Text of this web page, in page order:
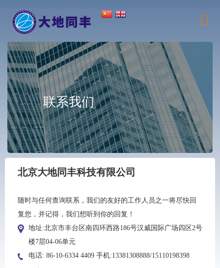
联系我们
北京大地同丰科技有限公司
随时与任何查询联系，我们的友好的工作人员之一将尽快回
复您，并记得，我们想听到你的回复！
地址:北京市丰台区南四环西路186号汉威国际广场四区2号
楼7层04-06单元
电话: 86-10-6334 4409 手机:13381308888/15110198398